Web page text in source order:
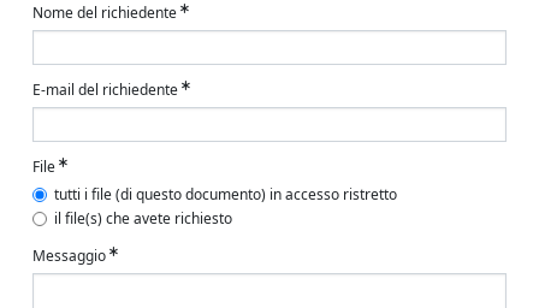
Nome del richiedente
E-mail del richiedente
File
tutti i file (di questo documento) in accesso ristretto
il file(s) che avete richiesto
Messaggio